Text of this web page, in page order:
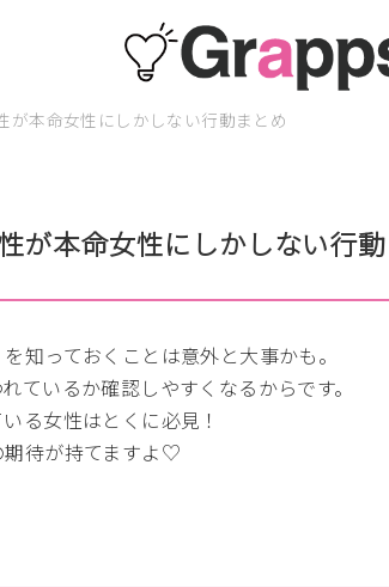
が本命女性にしかしない行動まとめ
が本命女性にしかしない行動
知っておくことは意外と大事かも。
ているか確認しやすくなるからです。
る女性はとくに必見！
期待が持てますよ♡